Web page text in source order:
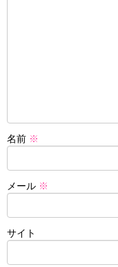
名前 ※
メール ※
サイト